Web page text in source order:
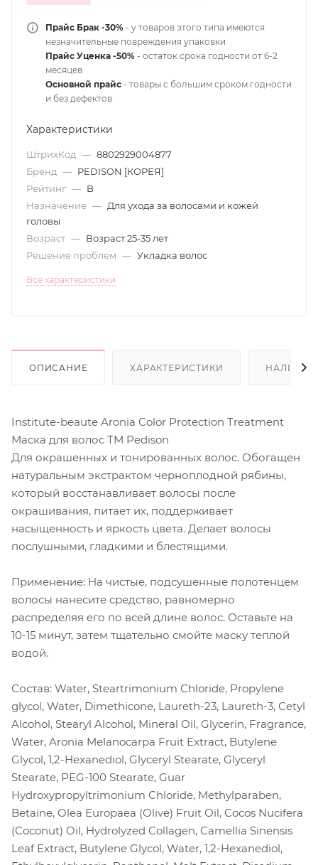
Прайс Брак -30% - у товаров этого типа имеются
незначительные повреждения упаковки
Прайс Уценка -50% - остаток срока годности от 6-2
месяцев
Основной прайс - товары с большим сроком годности
и без дефектов
Характеристики
ШтрихКод — 8802929004877
Бренд — PEDISON [КОРЕЯ]
Рейтинг — B
Назначение — Для ухода за волосами и кожей
головы
Возраст — Возраст 25-35 лет
Решение проблем — Укладка волос
Все характеристики
ОПИСАНИЕ ХАРАКТЕРИСТИКИ НАЛИЧИЕ
Institute-beaute Aronia Color Protection Treatment
Маска для волос ТМ Pedison
Для окрашенных и тонированных волос. Обогащен
натуральным экстрактом черноплодной рябины,
который восстанавливает волосы после
окрашивания, питает их, поддерживает
насыщенность и яркость цвета. Делает волосы
послушными, гладкими и блестящими.
Применение: На чистые, подсушенные полотенцем
волосы нанесите средство, равномерно
распределяя его по всей длине волос. Оставьте на
10-15 минут, затем тщательно смойте маску теплой
водой.
Состав: Water, Steartrimonium Chloride, Propylene
glycol, Water, Dimethicone, Laureth-23, Laureth-3, Cetyl
Alcohol, Stearyl Alcohol, Mineral Oil, Glycerin, Fragrance,
Water, Aronia Melanocarpa Fruit Extract, Butylene
Glycol, 1,2-Hexanediol, Glyceryl Stearate, Glyceryl
Stearate, PEG-100 Stearate, Guar
Hydroxypropyltrimonium Chloride, Methylparaben,
Betaine, Olea Europaea (Olive) Fruit Oil, Cocos Nucifera
(Coconut) Oil, Hydrolyzed Collagen, Camellia Sinensis
Leaf Extract, Butylene Glycol, Water, 1,2-Hexanediol,